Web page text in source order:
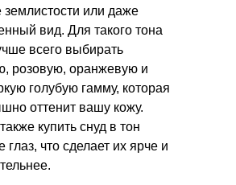
или даже
вид. Для такого тона
всего выбирать
розовую, оранжевую и
голубую гамму, которая
оттенит вашу кожу.
купить снуд в тон
глаз, что сделает их ярче и